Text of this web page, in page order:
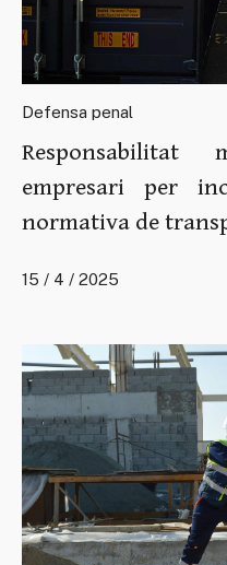
Defensa penal
empresari per
normativa de
15 / 4 / 2025